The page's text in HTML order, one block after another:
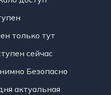
только тут
сейчас
Безопасно
актуальная